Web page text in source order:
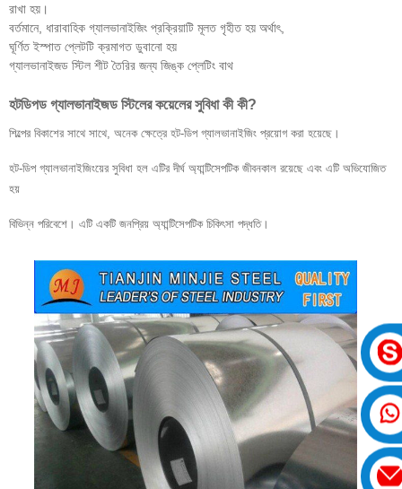
রাখা হয়।
বর্তমানে, ধারাবাহিক গ্যালভানাইজিং প্রক্রিয়াটি মূলত গৃহীত হয় অর্থাৎ,
ঘূর্ণিত ইস্পাত প্লেটটি ক্রমাগত ডুবানো হয়
গ্যালভানাইজড স্টিল শীট তৈরির জন্য জিঙ্ক প্লেটিং বাথ
হটডিপড গ্যালভানাইজড স্টিলের কয়েলের সুবিধা কী কী?
শিল্পের বিকাশের সাথে সাথে, অনেক ক্ষেত্রে হট-ডিপ গ্যালভানাইজিং প্রয়োগ করা হয়েছে।
হট-ডিপ গ্যালভানাইজিংয়ের সুবিধা হল এটির দীর্ঘ অ্যান্টিসেপটিক জীবনকাল রয়েছে এবং এটি অভিযোজিত
হয়
বিভিন্ন পরিবেশে। এটি একটি জনপ্রিয় অ্যান্টিসেপটিক চিকিৎসা পদ্ধতি।